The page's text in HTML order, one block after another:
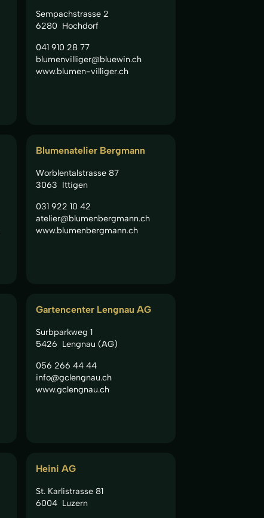
Sempachstrasse 2
6280 Hochdorf
041 910 28 77
blumenvilliger@bluewin.ch
www.blumen-villiger.ch
Blumenatelier Bergmann
Worblentalstrasse 87
3063 Ittigen
031 922 10 42
atelier@blumenbergmann.ch
www.blumenbergmann.ch
Gartencenter Lengnau AG
Surbparkweg 1
5426 Lengnau (AG)
056 266 44 44
info@gclengnau.ch
www.gclengnau.ch
Heini AG
St. Karlistrasse 81
6004 Luzern